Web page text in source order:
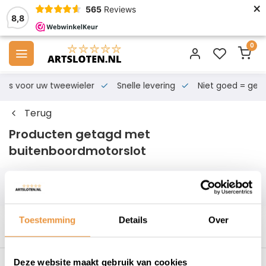
Toestemming Details Over
Deze website maakt gebruik van cookies
8,8
565 Reviews ×
0
voor uw tweewieler Snelle levering Niet goed = geld
Terug
Producten getagd met
buitenboordmotorslot
Filters
voor uw tweewieler Snelle levering